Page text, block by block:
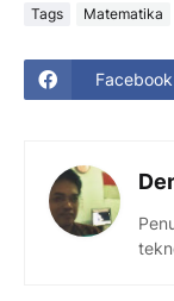
Tags Matematika
Facebook